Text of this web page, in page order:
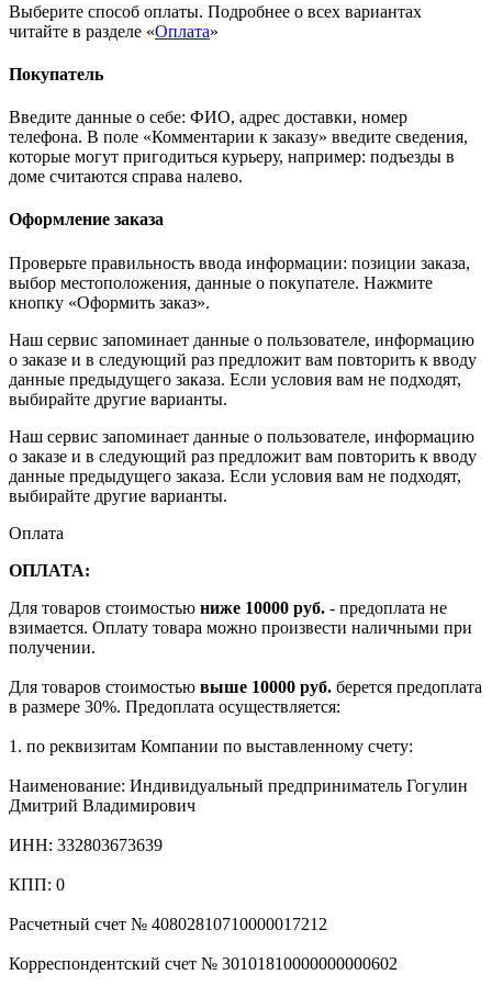
Выберите способ оплаты. Подробнее о всех вариантах
читайте в разделе «Оплата»
Покупатель
Введите данные о себе: ФИО, адрес доставки, номер
телефона. В поле «Комментарии к заказу» введите сведения,
которые могут пригодиться курьеру, например: подъезды в
доме считаются справа налево.
Оформление заказа
Проверьте правильность ввода информации: позиции заказа,
выбор местоположения, данные о покупателе. Нажмите
кнопку «Оформить заказ».
Наш сервис запоминает данные о пользователе, информацию
о заказе и в следующий раз предложит вам повторить к вводу
данные предыдущего заказа. Если условия вам не подходят,
выбирайте другие варианты.
Наш сервис запоминает данные о пользователе, информацию
о заказе и в следующий раз предложит вам повторить к вводу
данные предыдущего заказа. Если условия вам не подходят,
выбирайте другие варианты.
Оплата
ОПЛАТА:
Для товаров стоимостью ниже 10000 руб. - предоплата не
взимается. Оплату товара можно произвести наличными при
получении.
Для товаров стоимостью выше 10000 руб. берется предоплата
в размере 30%. Предоплата осуществляется:
1. по реквизитам Компании по выставленному счету:
Наименование: Индивидуальный предприниматель Гогулин
Дмитрий Владимирович
ИНН: 332803673639
КПП: 0
Расчетный счет № 40802810710000017212
Корреспондентский счет № 30101810000000000602